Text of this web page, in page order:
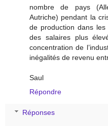
nombre de pays
Autriche) pendant la
de production dans les
des salaires plus
concentration de
inégalités de revenu
Saul
Répondre
Réponses